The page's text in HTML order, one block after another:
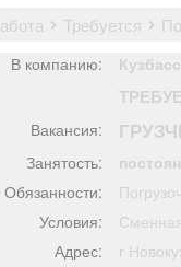
работа требуется
В компанию:
Вакансия:
Занятость:
Обязанности:
Условия:
Адрес:
г